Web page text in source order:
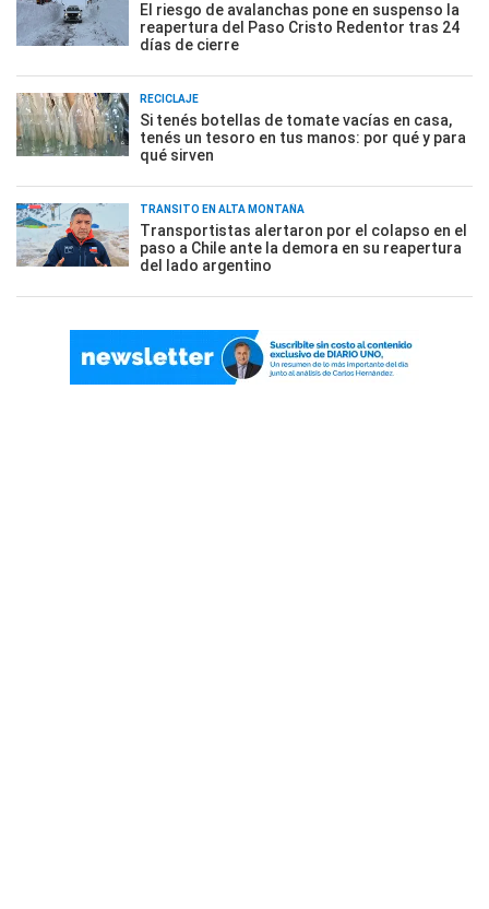
El riesgo de avalanchas pone en suspenso la
reapertura del Paso Cristo Redentor tras 24
días de cierre
RECICLAJE
Si tenés botellas de tomate vacías en casa,
tenés un tesoro en tus manos: por qué y para
qué sirven
TRÁNSITO EN ALTA MONTAÑA
Transportistas alertaron por el colapso en el
paso a Chile ante la demora en su reapertura
del lado argentino